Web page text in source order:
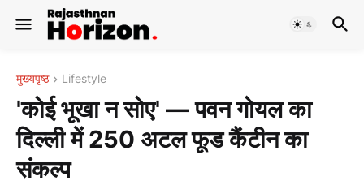
मुख्यपृष्ठ Lifestyle
'कोई भूखा न सोए' — पवन गोयल का
दिल्ली में 250 अटल फूड कैंटीन का
संकल्प